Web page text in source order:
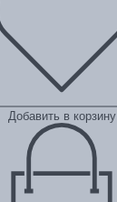
Добавить в корзину